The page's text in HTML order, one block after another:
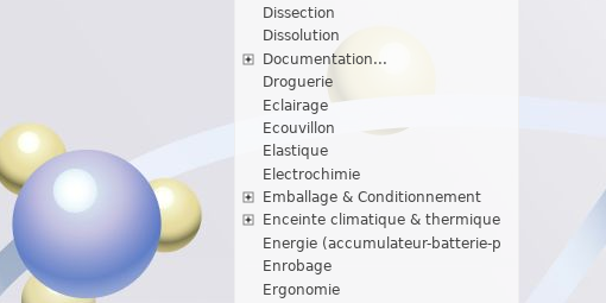
Dissection
Dissolution
Documentation...
Droguerie
Eclairage
Ecouvillon
Elastique
Electrochimie
Emballage & Conditionnement
Enceinte climatique & thermique
Energie (accumulateur-batterie-p
Enrobage
Ergonomie